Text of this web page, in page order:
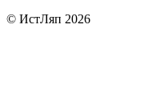
© ИстЛяп 2026